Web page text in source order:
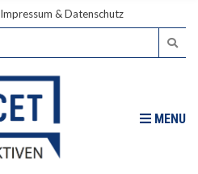
Impressum & Datenschutz
MENU